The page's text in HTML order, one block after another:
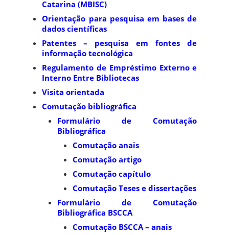
Catarina (MBISC)
Orientação para pesquisa em bases de
dados científicas
Patentes – pesquisa em fontes de
informação tecnológica
Regulamento de Empréstimo Externo e
Interno Entre Bibliotecas
Visita orientada
Comutação bibliográfica
Formulário de Comutação
Bibliográfica
Comutação anais
Comutação artigo
Comutação capítulo
Comutação Teses e dissertações
Formulário de Comutação
Bibliográfica BSCCA
Comutação BSCCA – anais